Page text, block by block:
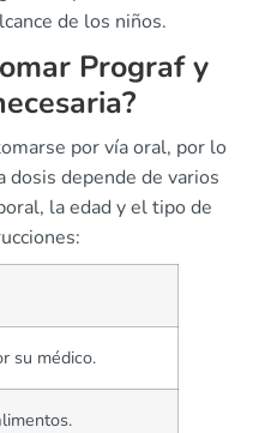
de los niños.
Prograf y
por vía oral, por lo
dosis depende de varios
la edad y el tipo de
su médico.